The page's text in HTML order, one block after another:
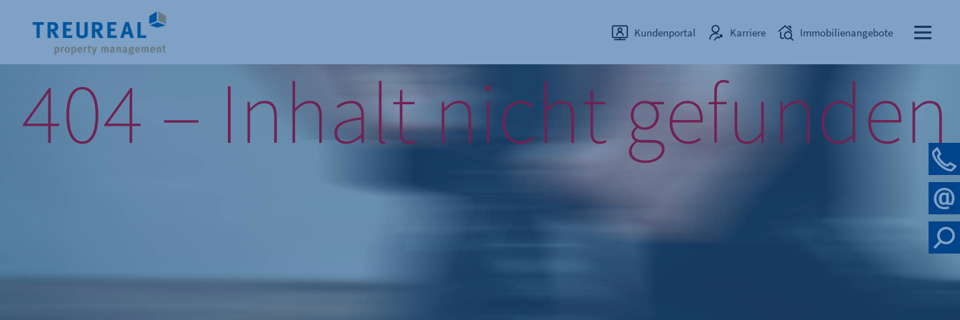
404 – Inhalt nicht gefunden
Kundenportal Karriere Immobilienangebote